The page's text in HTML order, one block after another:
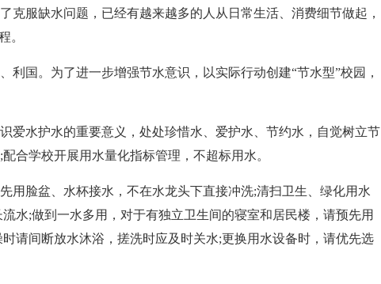
克服缺水问题，已经有越来越多的人从日常生活、消费细节做起，
。
利国。为了进一步增强节水意识，以实际行动创建“节水型”校园，
爱水护水的重要意义，处处珍惜水、爱护水、节约水，自觉树立节
合学校开展用水量化指标管理，不超标用水。
用脸盆、水杯接水，不在水龙头下直接冲洗;清扫卫生、绿化用水
水;做到一水多用，对于有独立卫生间的寝室和居民楼，请预先用
请间断放水沐浴，搓洗时应及时关水;更换用水设备时，请优先选